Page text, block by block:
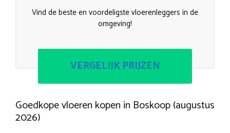
Vind de beste en voordeligste vloerenleggers in de
omgeving!
VERGELIJK PRIJZEN
Goedkope vloeren kopen in Boskoop (augustus
2026)